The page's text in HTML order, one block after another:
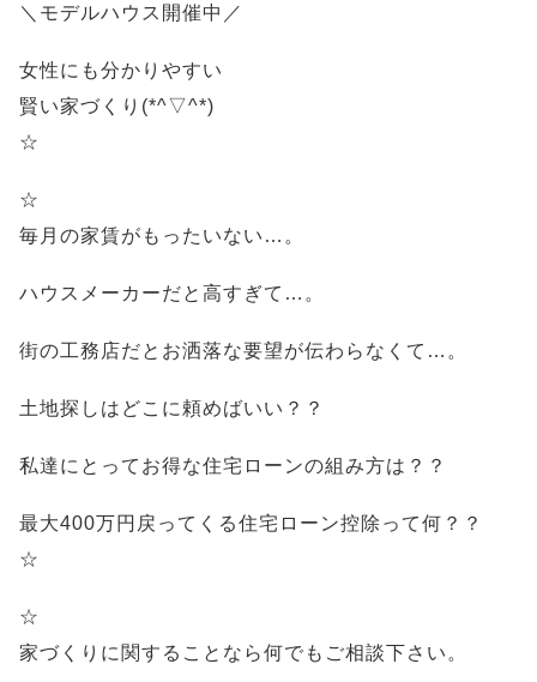
＼モデルハウス開催中／
女性にも分かりやすい
賢い家づくり(*^▽^*)
☆
☆
毎月の家賃がもったいない…。
ハウスメーカーだと高すぎて…。
街の工務店だとお洒落な要望が伝わらなくて…。
土地探しはどこに頼めばいい？？
私達にとってお得な住宅ローンの組み方は？？
最大400万円戻ってくる住宅ローン控除って何？？
☆
☆
家づくりに関することなら何でもご相談下さい。